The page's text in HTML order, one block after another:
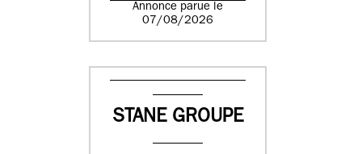
Annonce parue le
07/08/2026
STANE GROUPE